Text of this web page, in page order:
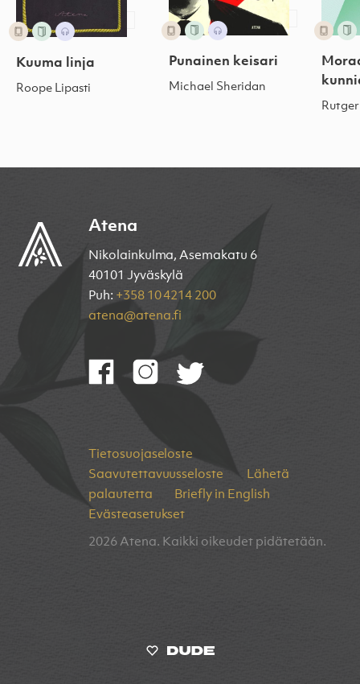
Kuuma linja
Roope Lipasti
Punainen keisari
Michael Sheridan
Atena
Nikolainkulma, Asemakatu 6
40101 Jyväskylä
Puh: +358 10 4214 200
atena@atena.fi
Tietosuojaseloste
Saavutettavuusseloste
Lähetä
palautetta
Briefly in English
Evästeasetukset
2026 Atena. Kaikki oikeudet pidätetään.